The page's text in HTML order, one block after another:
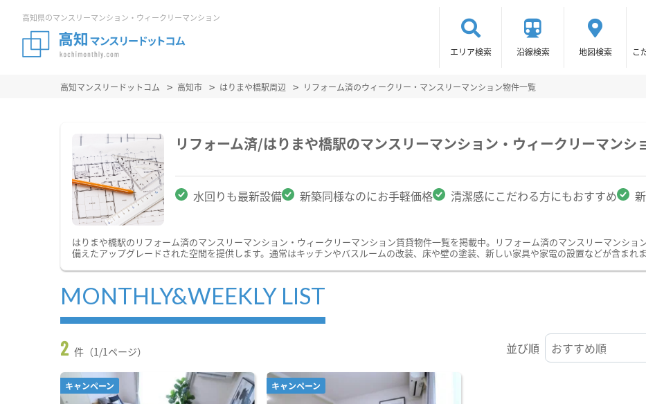
高知県のマンスリーマンション・ウィークリーマンション
エリア検索 沿線検索 地図検索 こ
高知マンスリードットコム 高知市 はりまや橋駅周辺 リフォーム済のウィークリー・マンスリーマンション物件一覧
リフォーム済/はりまや橋駅のマンスリーマンション・ウィークリーマンシ
水回りも最新設備 新築同様なのにお手軽価格 清潔感にこだわる方にもおすすめ
はりまや橋駅のリフォーム済のマンスリーマンション・ウィークリーマンション賃貸物件一覧を掲載中。リフォーム済のマンスリーマンシ
備えたアップグレードされた空間を提供します。通常はキッチンやバスルームの改装、床や壁の塗装、新しい家具や家電の設置などが含まれ
MONTHLY&WEEKLY LIST
2 件（1/1ページ） 並び順
キャンペーン キャンペーン